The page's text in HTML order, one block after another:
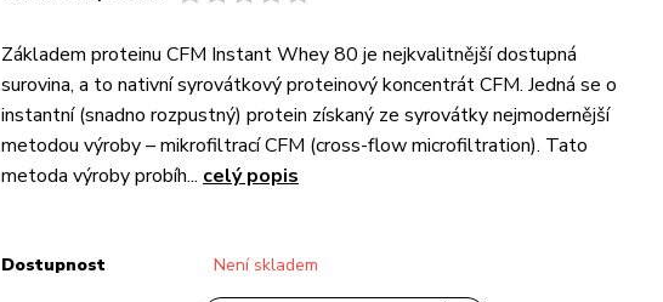
Základem proteinu CFM Instant Whey 80 je nejkvalitnější dostupná
surovina, a to nativní syrovátkový proteinový koncentrát CFM. Jedná se o
instantní (snadno rozpustný) protein získaný ze syrovátky nejmodernější
metodou výroby – mikrofiltrací CFM (cross-flow microfiltration). Tato
metoda výroby probíh... celý popis
Dostupnost Není skladem